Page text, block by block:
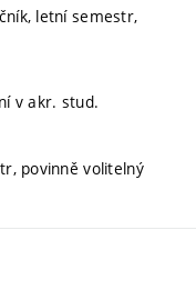
letní semestr,
v akr. stud.
povinně volitelný